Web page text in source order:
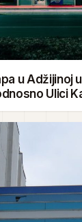
u Adžijinoj
Ulici